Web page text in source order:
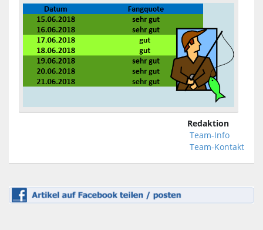
Redaktion
Team-Info
Team-Kontakt